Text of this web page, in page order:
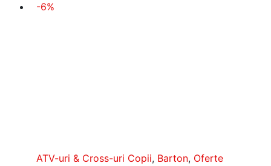
-6%
ATV-uri & Cross-uri Copii, Barton, Oferte